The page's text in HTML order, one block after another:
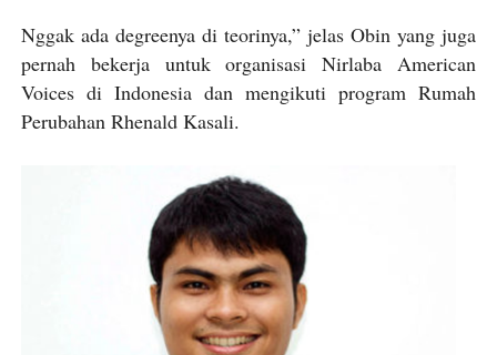
Nggak ada degreenya di teorinya,” jelas Obin yang juga
pernah bekerja untuk organisasi Nirlaba American
Voices di Indonesia dan mengikuti program Rumah
Perubahan Rhenald Kasali.